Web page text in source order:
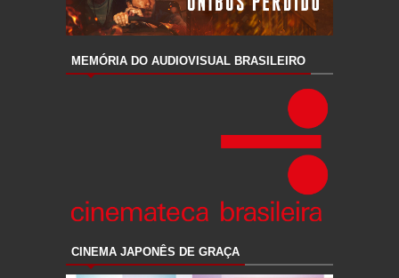
MEMÓRIA DO AUDIOVISUAL BRASILEIRO
CINEMA JAPONÊS DE GRAÇA